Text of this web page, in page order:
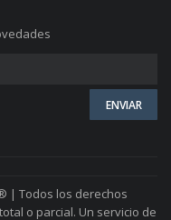
| Todos los derechos
o parcial. Un servicio de